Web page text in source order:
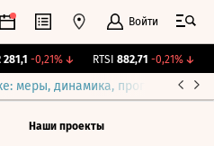
Войти
-0,21%↓ RTSI 882,71 -0,21%↓
меры, динамика, прогнозы
Наши проекты